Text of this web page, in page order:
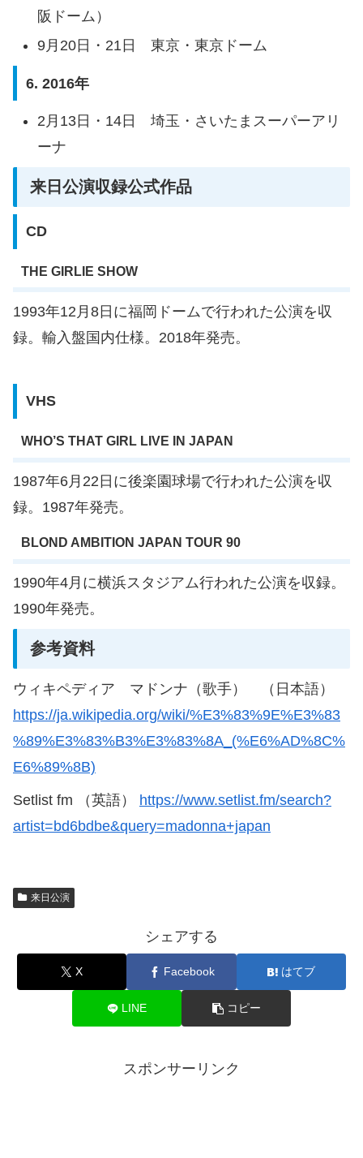
阪ドーム）
9月20日・21日 東京・東京ドーム
6. 2016年
2月13日・14日 埼玉・さいたまスーパーアリ
ーナ
来日公演収録公式作品
CD
THE GIRLIE SHOW
1993年12月8日に福岡ドームで行われた公演を収
録。輸入盤国内仕様。2018年発売。
VHS
WHO’S THAT GIRL LIVE IN JAPAN
1987年6月22日に後楽園球場で行われた公演を収
録。1987年発売。
BLOND AMBITION JAPAN TOUR 90
1990年4月に横浜スタジアム行われた公演を収録。
1990年発売。
参考資料
ウィキペディア マドンナ（歌手） （日本語）
https://ja.wikipedia.org/wiki/%E3%83%9E%E3%83
%89%E3%83%B3%E3%83%8A_(%E6%AD%8C%
E6%89%8B)
Setlist fm （英語） https://www.setlist.fm/search?
artist=bd6bdbe&query=madonna+japan
来日公演
シェアする
X Facebook はてブ
LINE コピー
スポンサーリンク